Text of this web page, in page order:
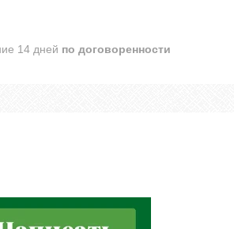
14 дней по договоренности